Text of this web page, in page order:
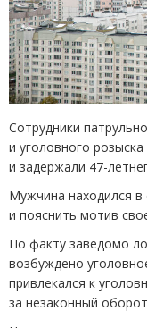
Сотрудники
и уголовного
и задержали 47-
Мужчина находился в
и пояснить мотив
По факту заведомо
возбуждено
привлекался к
за незаконный